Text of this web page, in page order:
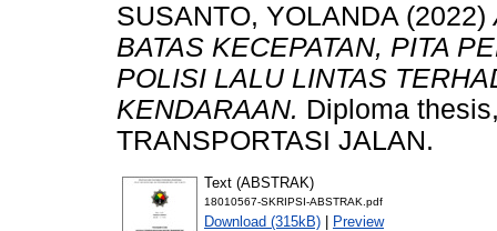
SUSANTO, YOLANDA (2022)
BATAS KECEPATAN, PITA
POLISI LALU LINTAS
KENDARAAN. Diploma
TRANSPORTASI JALAN.
Text (ABSTRAK)
18010567-SKRIPSI-ABSTRAK.pdf
Download (315kB) Preview